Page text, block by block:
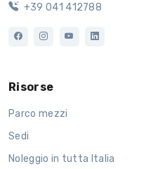
+39 041 412788
Risorse
Parco mezzi
Sedi
Noleggio in tutta Italia